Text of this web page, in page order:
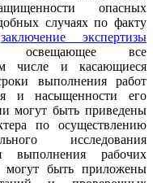
опасных
случаях по факту
заключение экспертизы
освещающее все
числе и касающиеся
выполнения работ
и насыщенности его
могут быть приведены
по осуществлению
исследования
выполнения рабочих
могут быть приложены